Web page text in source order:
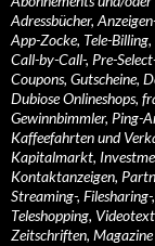
Adressbücher,
App-Zocke, Tele-
Call-by-Call-, Pre-
Coupons, Gutscheine,
Dubiose Onlineshops,
Gewinnbimmler, Ping-
Kaffeefahrten und
Kapitalmarkt,
Kontaktanzeigen,
Streaming-,
Teleshopping,
Zeitschriften,